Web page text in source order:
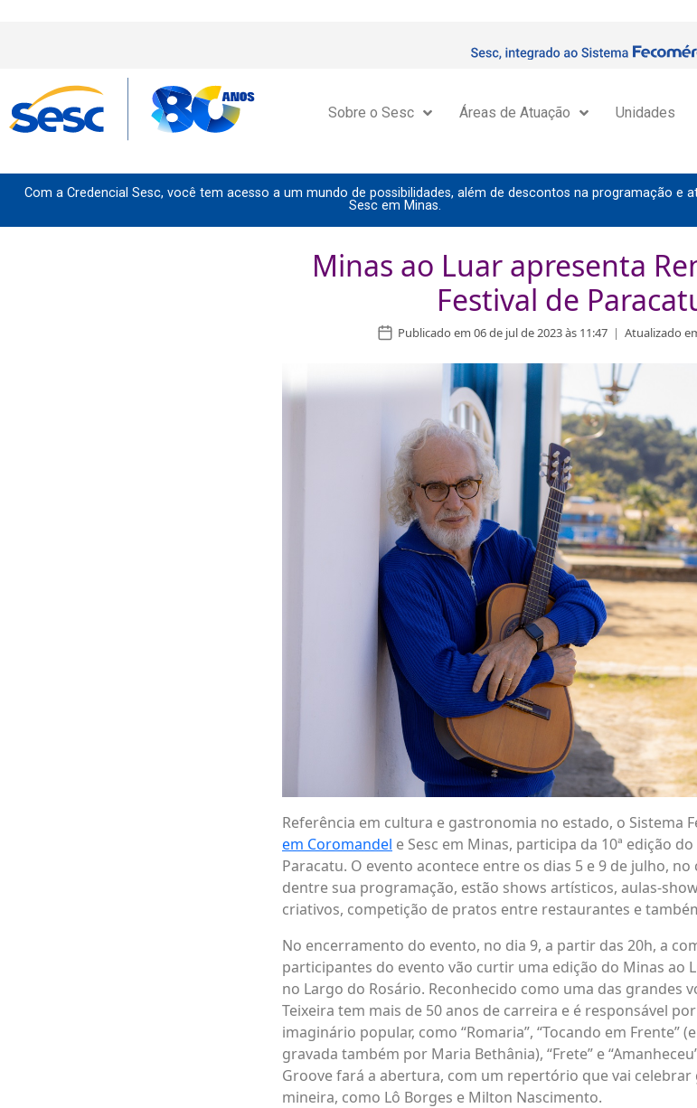
Sobre o Sesc Áreas de Atuação Unidades
Com a Credencial Sesc, você tem acesso a um mundo de possibilidades, além de descontos na programação e
Sesc em Minas.
Minas ao Luar apresenta
Festival de
Publicado em 06 de jul de 2023 às 11:47 | Atualizado
Referência em cultura e gastronomia no estado, o Sistema
em Coromandel e Sesc em Minas, participa da 10ª edição
Paracatu. O evento acontece entre os dias 5 e 9 de julho,
dentre sua programação, estão shows artísticos, aulas-
criativos, competição de pratos entre restaurantes e
No encerramento do evento, no dia 9, a partir das 20h, a
participantes do evento vão curtir uma edição do Minas ao
no Largo do Rosário. Reconhecido como uma das grandes
Teixeira tem mais de 50 anos de carreira e é responsável
imaginário popular, como “Romaria”, “Tocando em Frente”
gravada também por Maria Bethânia), “Frete” e
Groove fará a abertura, com um repertório que vai celebrar
mineira, como Lô Borges e Milton Nascimento.